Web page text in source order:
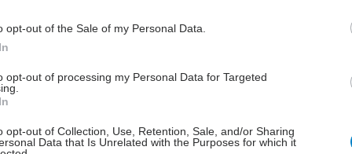
opt-out of the Sale of my Personal Data.
opt-out of processing my Personal Data for Targeted
opt-out of Collection, Use, Retention, Sale, and/or Sharing
Data that Is Unrelated with the Purposes for which it
και μωρά από 12 μηνών και άνω.
17 Αυγούστου 2022, 12:16